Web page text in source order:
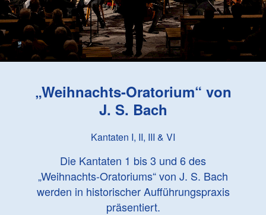
„Weihnachts-Oratorium“ von
J. S. Bach
Kantaten I, II, III & VI
Die Kantaten 1 bis 3 und 6 des
„Weihnachts-Oratoriums“ von J. S. Bach
werden in historischer Aufführungspraxis
präsentiert.